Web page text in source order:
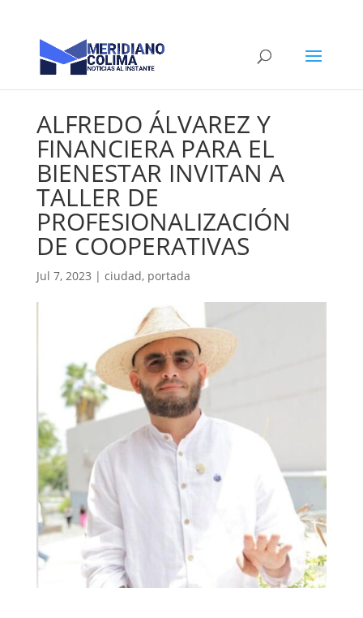
ALFREDO ÁLVAREZ Y
FINANCIERA PARA EL
BIENESTAR INVITAN A
TALLER DE
PROFESIONALIZACIÓN
DE COOPERATIVAS
Jul 7, 2023 | ciudad, portada